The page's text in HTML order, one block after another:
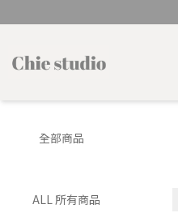
全部商品
ALL 所有商品